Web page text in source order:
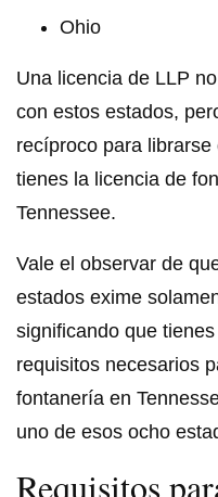
Ohio
Una licencia de LLP
con estos estados,
recíproco para
tienes la licencia de
Tennessee.
Vale el observar de
estados exime
significando que
requisitos necesarios
fontanería en
uno de esos ocho
Requisitos